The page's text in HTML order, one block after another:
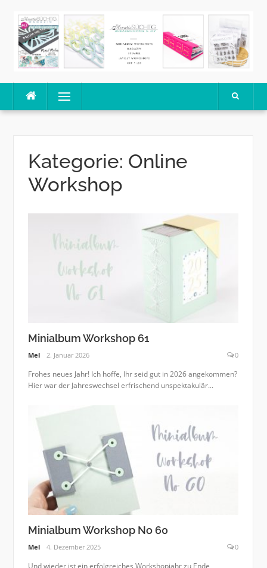
content
Menu
Kategorie: Online
Workshop
Minialbum Workshop 61
Mel 2. Januar 2026 0
Frohes neues Jahr! Ich hoffe, Ihr seid gut in 2026 angekommen?
Hier war der Jahreswechsel erfrischend unspektakulär...
Minialbum Workshop No 60
Mel 4. Dezember 2025 0
Und wieder ist ein erfolgreiches Workshopjahr zu Ende